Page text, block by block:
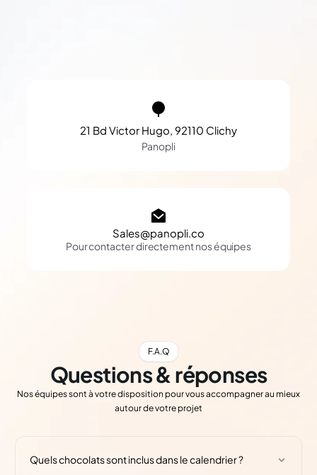
21 Bd Victor Hugo, 92110 Clichy
Panopli
Sales@panopli.co
Pour contacter directement nos équipes
F.A.Q
Questions & réponses
Nos équipes sont à votre disposition pour vous accompagner au mieux
autour de votre projet
Quels chocolats sont inclus dans le calendrier ?